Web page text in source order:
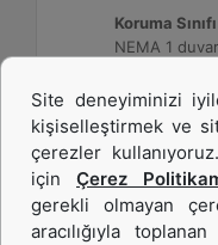
Koruma
NEMA 1
Site deneyiminizi
kişiselleştirmek ve
çerezler
için Çerez
gerekli olmayan
aracılığıyla